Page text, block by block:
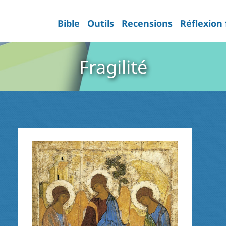
Bible Outils Recensions
Fragilité